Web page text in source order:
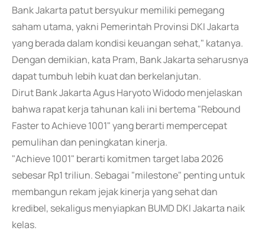
Bank Jakarta patut bersyukur memiliki pemegang
saham utama, yakni Pemerintah Provinsi DKI Jakarta
yang berada dalam kondisi keuangan sehat," katanya.
Dengan demikian, kata Pram, Bank Jakarta seharusnya
dapat tumbuh lebih kuat dan berkelanjutan.
Dirut Bank Jakarta Agus Haryoto Widodo menjelaskan
bahwa rapat kerja tahunan kali ini bertema "Rebound
Faster to Achieve 1001" yang berarti mempercepat
pemulihan dan peningkatan kinerja.
"Achieve 1001" berarti komitmen target laba 2026
sebesar Rp1 triliun. Sebagai "milestone" penting untuk
membangun rekam jejak kinerja yang sehat dan
kredibel, sekaligus menyiapkan BUMD DKI Jakarta naik
kelas.